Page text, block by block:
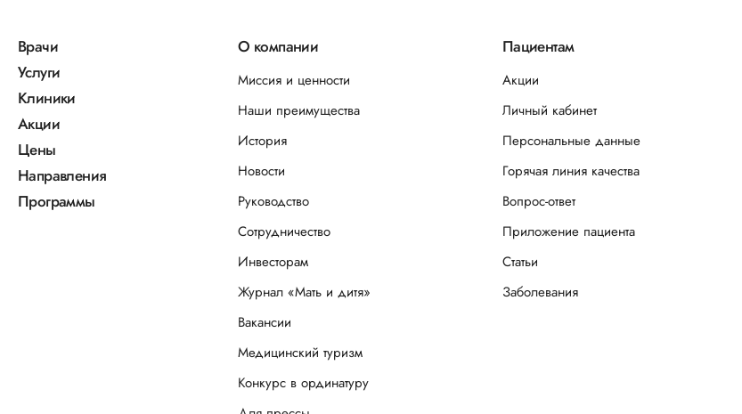
Врачи
Услуги
Клиники
Акции
Цены
Направления
Программы
О компании
Миссия и ценности
Наши преимущества
История
Новости
Руководство
Сотрудничество
Инвесторам
Журнал «Мать и дитя»
Вакансии
Медицинский туризм
Конкурс в ординатуру
Пациентам
Акции
Личный кабинет
Персональные данные
Горячая линия качества
Вопрос-ответ
Приложение пациента
Статьи
Заболевания